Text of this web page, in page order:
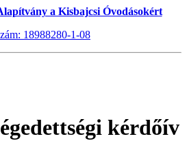
a Kisbajcsi Óvodásokért
18988280-1-08
kérdőív